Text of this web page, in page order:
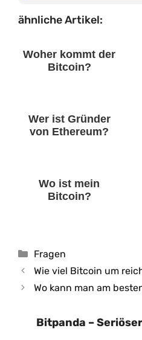
ähnliche Artikel:
Woher kommt der
Bitcoin?
Wer ist Gründer
von Ethereum?
Wo ist mein
Bitcoin?
Kategorien
Fragen
Wie viel Bitcoin um
Wo kann man am
Bitpanda –